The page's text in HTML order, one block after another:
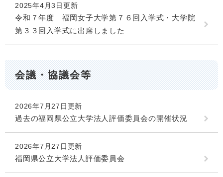
2025年4月3日更新
令和７年度 福岡女子大学第７６回入学式・大学院
第３３回入学式に出席しました
会議・協議会等
2026年7月27日更新
過去の福岡県公立大学法人評価委員会の開催状況
2026年7月27日更新
福岡県公立大学法人評価委員会